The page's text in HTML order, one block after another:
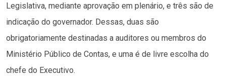
Legislativa, mediante aprovação em plenário, e três são de
indicação do governador. Dessas, duas são
obrigatoriamente destinadas a auditores ou membros do
Ministério Público de Contas, e uma é de livre escolha do
chefe do Executivo.